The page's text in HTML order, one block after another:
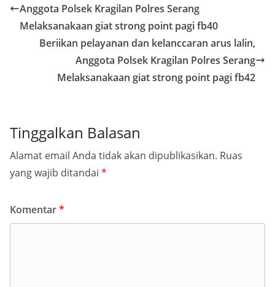
Anggota Polsek Kragilan Polres Serang
Melaksanakaan giat strong point pagi fb40
Beriikan pelayanan dan kelanccaran arus lalin,
Anggota Polsek Kragilan Polres Serang
Melaksanakaan giat strong point pagi fb42
Tinggalkan Balasan
Alamat email Anda tidak akan dipublikasikan. Ruas
yang wajib ditandai *
Komentar*